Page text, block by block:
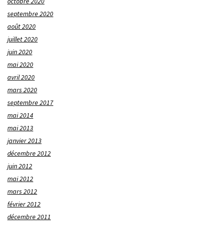
septembre 2020
août 2020
juillet 2020
juin 2020
mai 2020
avril 2020
mars 2020
septembre 2017
mai 2014
mai 2013
janvier 2013
décembre 2012
juin 2012
mai 2012
mars 2012
février 2012
décembre 2011